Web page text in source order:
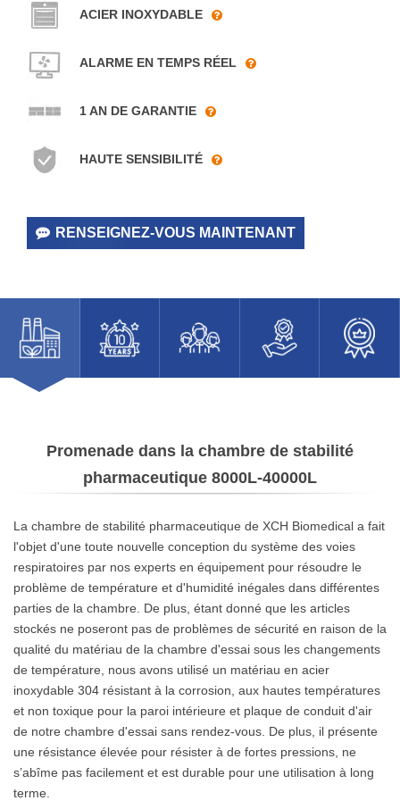
Pharmaceutique
De XCH
Biomedical A Fait
Toute Nouvelle
Système Des
Respiratoires Par
Nos Experts En
Équipement Pour
Problème De
Température Et
D'humidité
Inégales Dans
Différentes
Parties De La
Chambre. De
Plus, Étant
Donné Que Les
Articles Stockés
ACIER INOXYDABLE
ALARME EN TEMPS RÉEL
1 AN DE GARANTIE
HAUTE SENSIBILITÉ
RENSEIGNEZ-VOUS MAINTENANT
Promenade dans la chambre de stabilité
pharmaceutique 8000L-40000L
La chambre de stabilité pharmaceutique de XCH Biomedical a fait
l'objet d'une toute nouvelle conception du système des voies
respiratoires par nos experts en équipement pour résoudre le
problème de température et d'humidité inégales dans différentes
parties de la chambre. De plus, étant donné que les articles
stockés ne poseront pas de problèmes de sécurité en raison de la
qualité du matériau de la chambre d'essai sous les changements
de température, nous avons utilisé un matériau en acier
inoxydable 304 résistant à la corrosion, aux hautes températures
et non toxique pour la paroi intérieure et plaque de conduit d'air
de notre chambre d'essai sans rendez-vous. De plus, il présente
une résistance élevée pour résister à de fortes pressions, ne
s’abîme pas facilement et est durable pour une utilisation à long
terme.